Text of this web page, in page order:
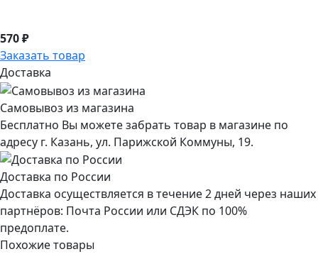
570 ₽
Заказать товар
Доставка
Самовывоз из магазина
Бесплатно Вы можете забрать товар в магазине по
адресу г. Казань, ул. Парижской Коммуны, 19.
Доставка по России
Доставка осуществляется в течение 2 дней через наших
партнёров: Почта России или СДЭК по 100%
предоплате.
Похожие товары